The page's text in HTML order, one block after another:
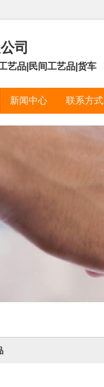
司
艺品|民间工艺品|货车
新闻中心 联系方式